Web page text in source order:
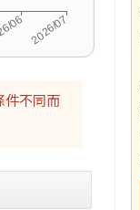
件不同而